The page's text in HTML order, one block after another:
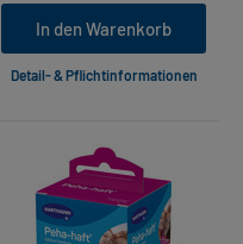
In den Warenkorb
Detail- & Pflichtinformationen